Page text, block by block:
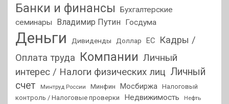
Банки и финансы
Бухгалтерские
семинары
Владимир Путин Госдума
Деньги Дивиденды Доллар ЕС
Кадры /
Оплата труда Компании Личный
интерес / Налоги физических лиц Личный
счет
Минтруд России Минфин Мосбиржа Налоговый
контроль / Налоговые проверки
Недвижимость Нефть